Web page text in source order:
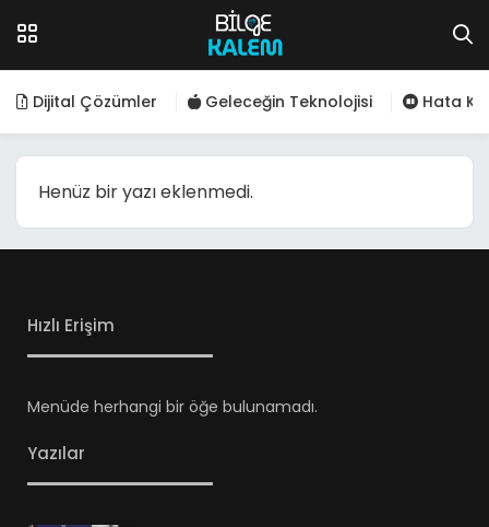
Dijital Çözümler Geleceğin Teknolojisi Hata
Henüz bir yazı eklenmedi.
Hızlı Erişim
Menüde herhangi bir öğe bulunamadı.
Yazılar